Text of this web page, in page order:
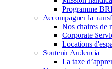
Programme
Accompagner la
Nos chaires de
Corporate
Locations
Soutenir Audencia
La taxe